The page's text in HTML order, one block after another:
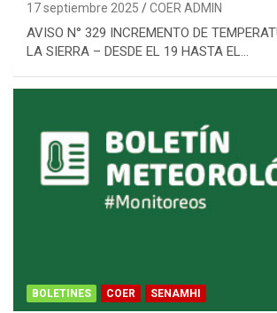
17 septiembre 2025 COER ADMIN
AVISO N° 329 INCREMENTO DE
LA SIERRA – DESDE EL 19 HASTA EL…
BOLETINES COER SENAMHI